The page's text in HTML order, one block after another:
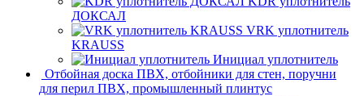
ДОКСАЛ
VRK уплотнитель
KRAUSS
Инициал уплотнитель
Отбойная доска ПВХ, отбойники для стен, поручни
для перил ПВХ, промышленный плинтус